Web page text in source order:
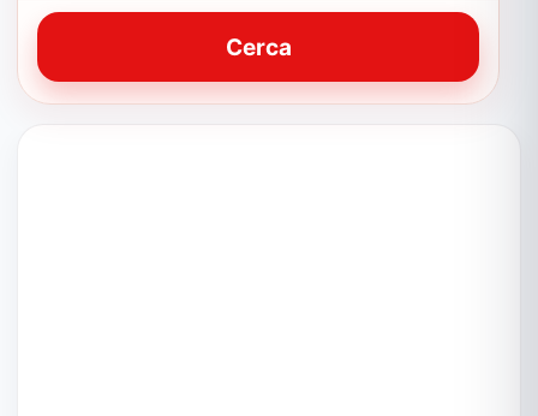
Cerca